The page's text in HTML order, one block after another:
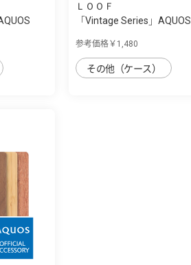
ＬＯＯＦ
「Vintage Series」AQUOS
参考価格￥1,480
その他（ケース）